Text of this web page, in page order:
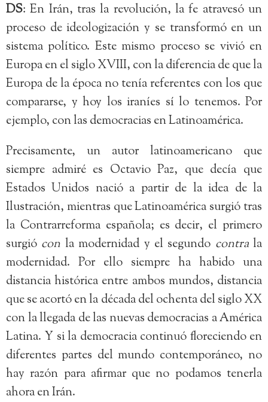
DS: En Irán, tras la revolución, la fe atravesó un
proceso de ideologización y se transformó en un
sistema político. Este mismo proceso se vivió en
Europa en el siglo XVIII, con la diferencia de que la
Europa de la época no tenía referentes con los que
compararse, y hoy los iraníes sí lo tenemos. Por
ejemplo, con las democracias en Latinoamérica.
Precisamente, un autor latinoamericano que
siempre admiré es Octavio Paz, que decía que
Estados Unidos nació a partir de la idea de la
Ilustración, mientras que Latinoamérica surgió tras
la Contrarreforma española; es decir, el primero
surgió con la modernidad y el segundo contra la
modernidad. Por ello siempre ha habido una
distancia histórica entre ambos mundos, distancia
que se acortó en la década del ochenta del siglo XX
con la llegada de las nuevas democracias a América
Latina. Y si la democracia continuó floreciendo en
diferentes partes del mundo contemporáneo, no
hay razón para afirmar que no podamos tenerla
ahora en Irán.